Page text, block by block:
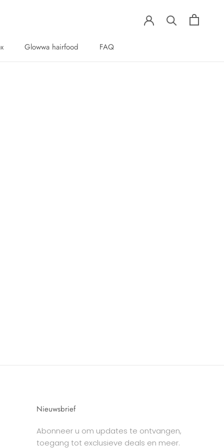
Glowwa hairfood
FAQ
Nieuwsbrief
Abonneer u om updates te ontvangen,
toegang tot exclusieve deals en meer.